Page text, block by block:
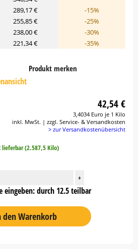
289,17 €
-15%
255,85 €
-25%
238,00 €
-30%
221,34 € -35%
Platzhalter
Button
Produkt merken
42,54 €
3,4034 Euro je 1 Kilo
inkl. MwSt. | zzgl. Service- & Versandkosten
> zur Versandkostenübersicht
lieferbar (2.587,5 Kilo)
+
eingeben: durch 12.5 teilbar
den Warenkorb